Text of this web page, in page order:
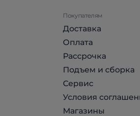
Покупателям
Доставка
Оплата
Рассрочка
Подъем и сборка
Сервис
Условия
Магазины